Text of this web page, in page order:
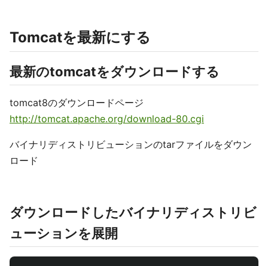
Tomcatを最新にする
最新のtomcatをダウンロードする
tomcat8のダウンロードページ
http://tomcat.apache.org/download-80.cgi
バイナリディストリビューションのtarファイルをダウン
ロード
ダウンロードしたバイナリディストリビ
ューションを展開